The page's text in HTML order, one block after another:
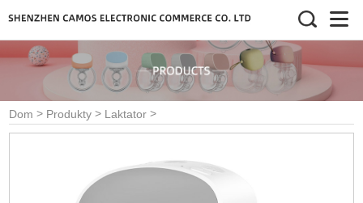
Dom > Produkty > Laktator >
Laktator do noszenia >Laktatory
Bezdotykowy przenośny wyciąg
do mleka Poręczny laktator